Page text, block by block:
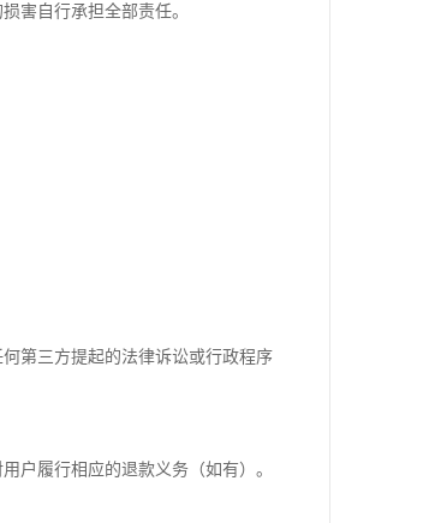
害自行承担全部责任。
第三方提起的法律诉讼或行政程序
户履行相应的退款义务（如有）。